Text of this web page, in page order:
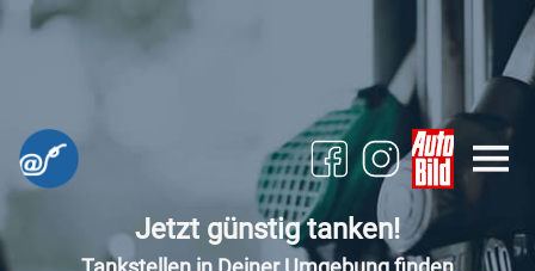
Jetzt günstig tanken!